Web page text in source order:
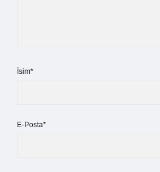
İsim*
E-Posta*